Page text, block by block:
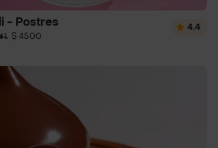
- Postres
$ 4500
4.4